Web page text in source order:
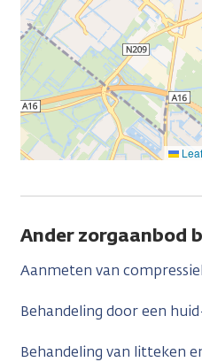
Ander zorgaanbod
Aanmeten van
Behandeling door een
Behandeling van litteken